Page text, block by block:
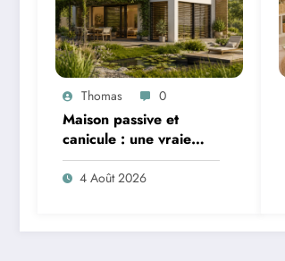
Thomas 0
Maison passive et
canicule : une vraie
solution contre la
chaleur ?
4 Août 2026